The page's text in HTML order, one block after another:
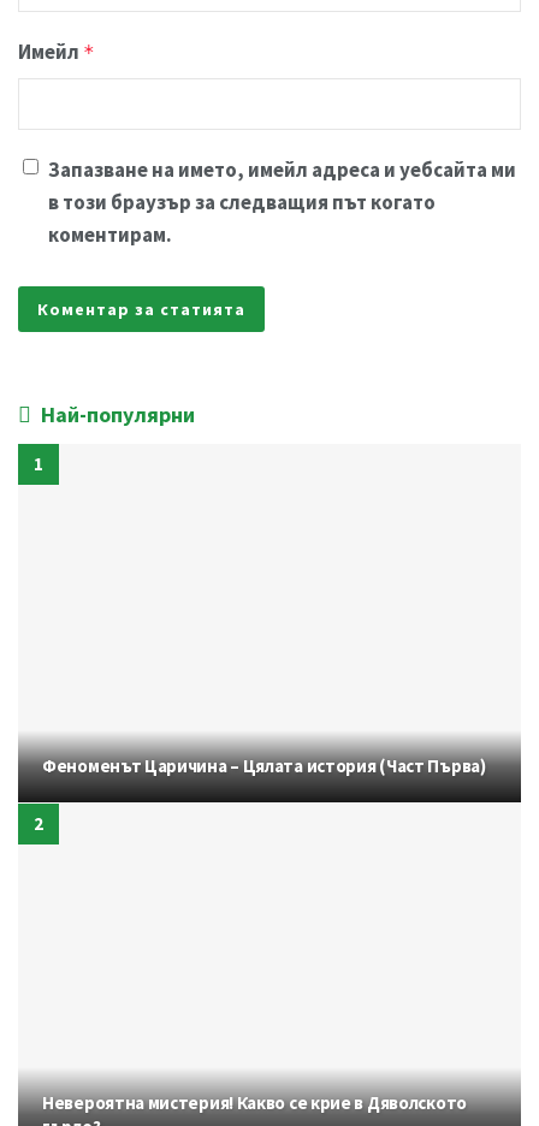
Имейл *
Запазване на името, имейл адреса и уебсайта ми
в този браузър за следващия път когато
коментирам.
Най-популярни
Феноменът Царичина – Цялата история (Част Първа)
Невероятна мистерия! Какво се крие в Дяволското